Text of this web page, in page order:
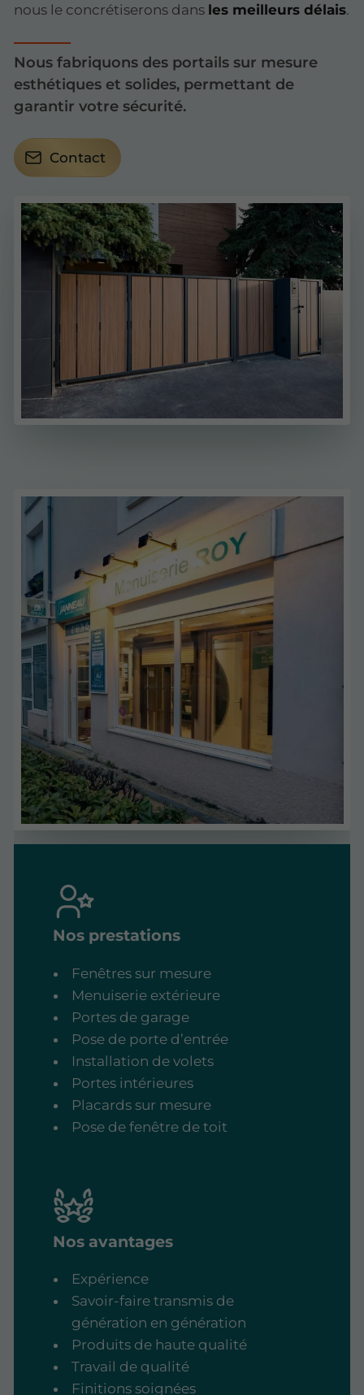
nous le concrétiserons dans les meilleurs délais.
Nous fabriquons des portails sur mesure
esthétiques et solides, permettant de
garantir votre sécurité.
Contact
Nos prestations
Fenêtres sur mesure
Menuiserie extérieure
Portes de garage
Pose de porte d’entrée
Installation de volets
Portes intérieures
Placards sur mesure
Pose de fenêtre de toit
Nos avantages
Expérience
Savoir-faire transmis de
génération en génération
Produits de haute qualité
Travail de qualité
Finitions soignées